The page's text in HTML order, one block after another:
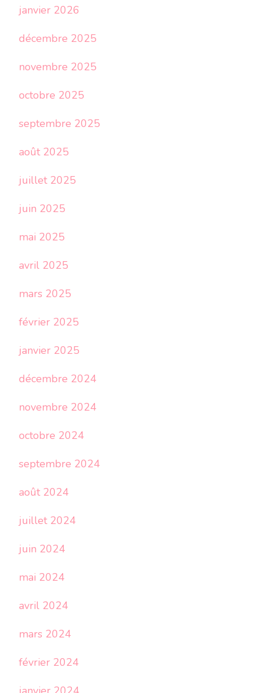
janvier 2026
décembre 2025
novembre 2025
octobre 2025
septembre 2025
août 2025
juillet 2025
juin 2025
mai 2025
avril 2025
mars 2025
février 2025
janvier 2025
décembre 2024
novembre 2024
octobre 2024
septembre 2024
août 2024
juillet 2024
juin 2024
mai 2024
avril 2024
mars 2024
février 2024